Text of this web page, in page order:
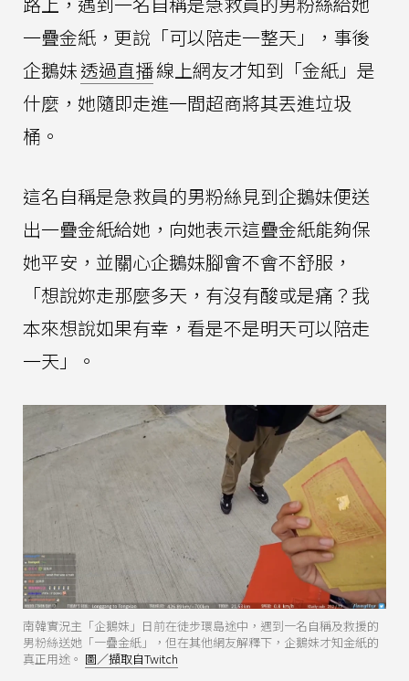
一疊金紙，更說「可以陪走一整天」，事後
企鵝妹透過直播線上網友才知到「金紙」是
什麼，她隨即走進一間超商將其丟進垃圾
桶。
這名自稱是急救員的男粉絲見到企鵝妹便送
出一疊金紙給她，向她表示這疊金紙能夠保
她平安，並關心企鵝妹腳會不會不舒服，
「想說妳走那麼多天，有沒有酸或是痛？我
本來想說如果有幸，看是不是明天可以陪走
一天」。
南韓實況主「企鵝妹」日前在徒步環島途中，遇到一名自稱及救援的
男粉絲送她「一疊金紙」，但在其他網友解釋下，企鵝妹才知金紙的
真正用途。 圖／擷取自Twitch